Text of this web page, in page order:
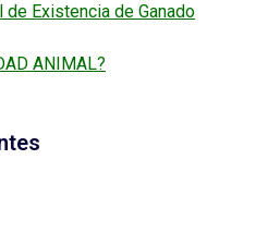
de Existencia de Ganado
ANIMAL?